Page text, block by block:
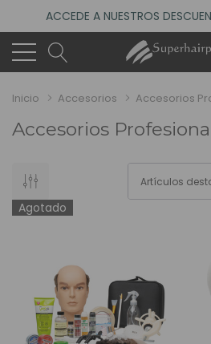
ACCEDE A NUESTROS
4.6
(485 reseñas)
VISITA NUESTRO NUEVO
Inicio Accesorios Accesorios
Accesorios
Agotado